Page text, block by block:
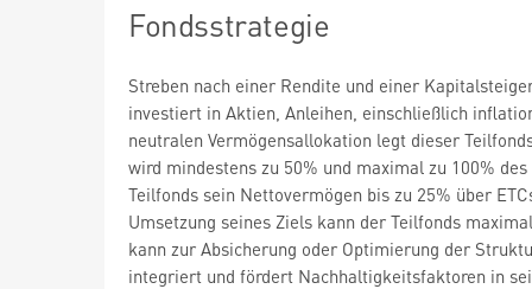
Fondsstrategie
Streben nach einer Rendite und einer
investiert in Aktien, Anleihen, einschließlich
neutralen Vermögensallokation legt dieser
wird mindestens zu 50% und maximal zu 100%
Teilfonds sein Nettovermögen bis zu 25% über
Umsetzung seines Ziels kann der Teilfonds
kann zur Absicherung oder Optimierung der
integriert und fördert Nachhaltigkeitsfaktoren in